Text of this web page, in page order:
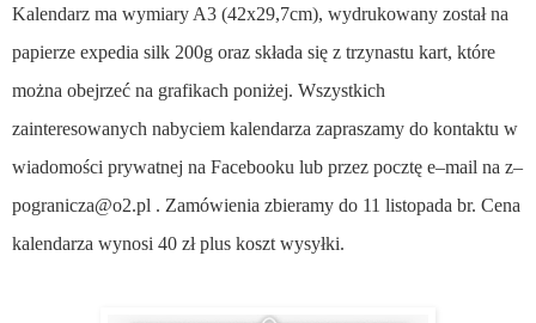
Kalendarz ma wymiary A3 (42x29,7cm), wydrukowany został na
papierze expedia silk 200g oraz składa się z trzynastu kart, które
można obejrzeć na grafikach poniżej. Wszystkich
zainteresowanych nabyciem kalendarza zapraszamy do kontaktu w
wiadomości prywatnej na Facebooku lub przez pocztę e–mail na z–
pogranicza@o2.pl . Zamówienia zbieramy do 11 listopada br. Cena
kalendarza wynosi 40 zł plus koszt wysyłki.